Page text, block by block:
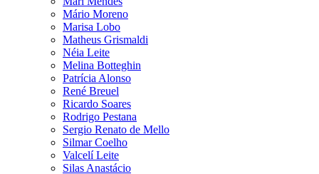
Mário Moreno
Marisa Lobo
Matheus Grismaldi
Néia Leite
Melina Botteghin
Patrícia Alonso
René Breuel
Ricardo Soares
Rodrigo Pestana
Sergio Renato de Mello
Silmar Coelho
Valcelí Leite
Silas Anastácio